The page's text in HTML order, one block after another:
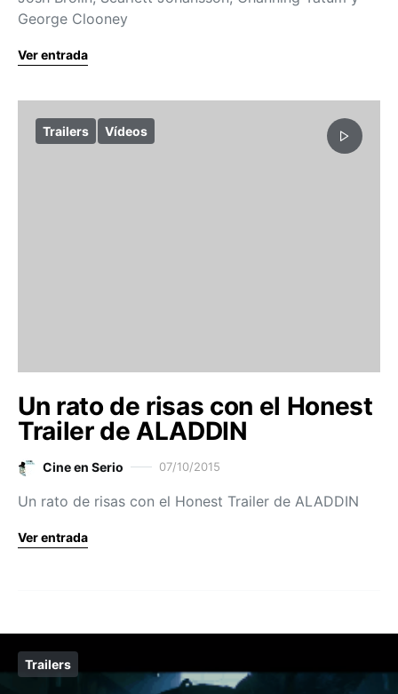
George Clooney
Ver entrada
Trailers Vídeos
Un rato de risas con el Honest
Trailer de ALADDIN
Cine en Serio 07/10/2015
Un rato de risas con el Honest Trailer de ALADDIN
Ver entrada
Trailers